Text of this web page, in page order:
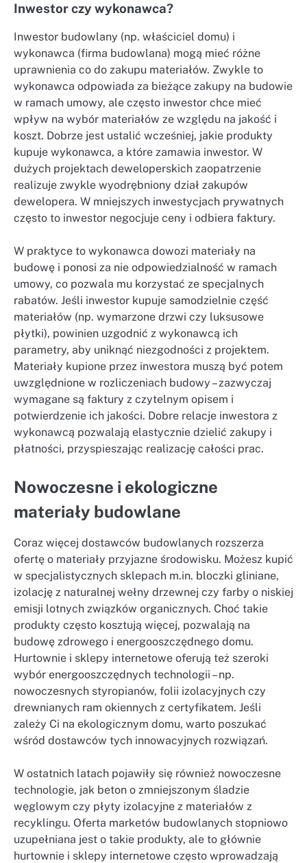
Inwestor czy wykonawca?
Inwestor budowlany (np. właściciel domu) i
wykonawca (firma budowlana) mogą mieć różne
uprawnienia co do zakupu materiałów. Zwykle to
wykonawca odpowiada za bieżące zakupy na budowie
w ramach umowy, ale często inwestor chce mieć
wpływ na wybór materiałów ze względu na jakość i
koszt. Dobrze jest ustalić wcześniej, jakie produkty
kupuje wykonawca, a które zamawia inwestor. W
dużych projektach deweloperskich zaopatrzenie
realizuje zwykle wyodrębniony dział zakupów
dewelopera. W mniejszych inwestycjach prywatnych
często to inwestor negocjuje ceny i odbiera faktury.
W praktyce to wykonawca dowozi materiały na
budowę i ponosi za nie odpowiedzialność w ramach
umowy, co pozwala mu korzystać ze specjalnych
rabatów. Jeśli inwestor kupuje samodzielnie część
materiałów (np. wymarzone drzwi czy luksusowe
płytki), powinien uzgodnić z wykonawcą ich
parametry, aby uniknąć niezgodności z projektem.
Materiały kupione przez inwestora muszą być potem
uwzględnione w rozliczeniach budowy – zazwyczaj
wymagane są faktury z czytelnym opisem i
potwierdzenie ich jakości. Dobre relacje inwestora z
wykonawcą pozwalają elastycznie dzielić zakupy i
płatności, przyspieszając realizację całości prac.
Nowoczesne i ekologiczne
materiały budowlane
Coraz więcej dostawców budowlanych rozszerza
ofertę o materiały przyjazne środowisku. Możesz kupić
w specjalistycznych sklepach m.in. bloczki gliniane,
izolację z naturalnej wełny drzewnej czy farby o niskiej
emisji lotnych związków organicznych. Choć takie
produkty często kosztują więcej, pozwalają na
budowę zdrowego i energooszczędnego domu.
Hurtownie i sklepy internetowe oferują też szeroki
wybór energooszczędnych technologii – np.
nowoczesnych styropianów, folii izolacyjnych czy
drewnianych ram okiennych z certyfikatem. Jeśli
zależy Ci na ekologicznym domu, warto poszukać
wśród dostawców tych innowacyjnych rozwiązań.
W ostatnich latach pojawiły się również nowoczesne
technologie, jak beton o zmniejszonym śladzie
węglowym czy płyty izolacyjne z materiałów z
recyklingu. Oferta marketów budowlanych stopniowo
uzupełniana jest o takie produkty, ale to głównie
hurtownie i sklepy internetowe często wprowadzają